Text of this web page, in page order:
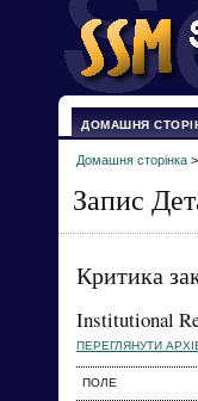
ДОМАШНЯ
Домашня сторінка >
Запис
Критика
Institutional
ПЕРЕГЛЯНУТИ
ПОЛЕ